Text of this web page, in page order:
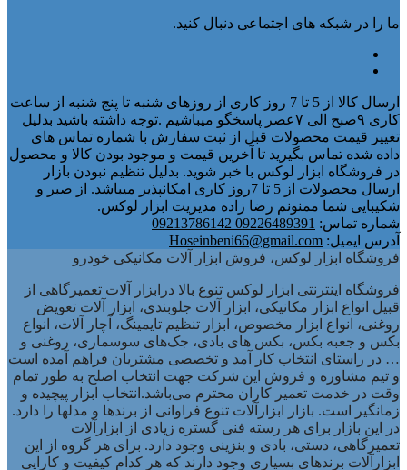
ما را در شبکه های اجتماعی دنبال کنید.
ارسال کالا از 5 تا 7 روز کاری از روزهای شنبه تا پنج شنبه از ساعت
کاری ۹صبح الی ۷عصر پاسخگو میباشیم .توجه داشته باشید بدلیل
تغییر قیمت محصولات قبل از ثبت سفارش با شماره تماس های
داده شده تماس بگیرید تا آخرین قیمت و موجود بودن کالا و محصول
در فروشگاه ابزار لوکس با خبر شوید. بدلیل تنظیم نبودن بازار
ارسال محصولات از 5 تا 7روز کاری امکانپذیر میباشد. از صبر و
شکیبایی شما ممنونم رضا زاده مدیریت ابزار لوکس.
شماره تماس: 09226489391 09213786142
آدرس ایمیل: Hoseinbeni66@gmail.com
فروشگاه ابزار لوکس، فروش ابزار آلات مکانیکی خودرو
فروشگاه اینترنتی ابزار لوکس تنوع بالا درابزار آلات تعمیرگاهی از
قبیل انواع ابزار مکانیکی، ابزار آلات جلوبندی، ابزار آلات تعویض
روغنی، انواع ابزار مخصوص، ابزار تنظیم تایمینگ، آچار آلات، انواع
بکس و جعبه بکس، بکس های بادی، جک‌های سوسماری، روغنی و
… در راستای انتخاب کار آمد و تخصصی مشتریان فراهم آمده است
و تیم مشاوره و فروش این شرکت جهت انتخاب اصلح به طور تمام
وقت در خدمت تعمیر کاران محترم می‌باشد.انتخاب ابزار پیچیده و
زمانگیر است. بازار ابزارآلات تنوع فراوانی از برندها و مدلها را دارد.
در این بازار برای هر رسته فنی گستره زیادی از ابزارآلات
تعمیرگاهی، دستی، بادی و بنزینی وجود دارد. برای هر گروه از این
ابزارآلات برندهای بسیاری وجود دارند که هر کدام کیفیت و کارایی